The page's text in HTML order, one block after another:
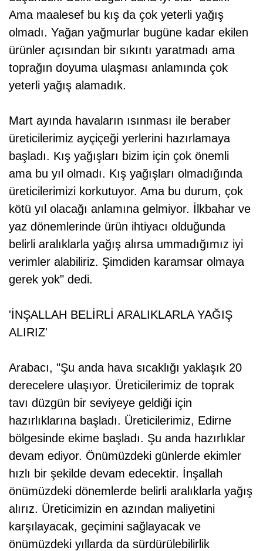
Ama maalesef bu kış da çok yeterli yağış
olmadı. Yağan yağmurlar bugüne kadar ekilen
ürünler açısından bir sıkıntı yaratmadı ama
toprağın doyuma ulaşması anlamında çok
yeterli yağış alamadık.
Mart ayında havaların ısınması ile beraber
üreticilerimiz ayçiçeği yerlerini hazırlamaya
başladı. Kış yağışları bizim için çok önemli
ama bu yıl olmadı. Kış yağışları olmadığında
üreticilerimizi korkutuyor. Ama bu durum, çok
kötü yıl olacağı anlamına gelmiyor. İlkbahar ve
yaz dönemlerinde ürün ihtiyacı olduğunda
belirli aralıklarla yağış alırsa ummadığımız iyi
verimler alabiliriz. Şimdiden karamsar olmaya
gerek yok" dedi.
'İNŞALLAH BELİRLİ ARALIKLARLA YAĞIŞ
ALIRIZ'
Arabacı, "Şu anda hava sıcaklığı yaklaşık 20
derecelere ulaşıyor. Üreticilerimiz de toprak
tavı düzgün bir seviyeye geldiği için
hazırlıklarına başladı. Üreticilerimiz, Edirne
bölgesinde ekime başladı. Şu anda hazırlıklar
devam ediyor. Önümüzdeki günlerde ekimler
hızlı bir şekilde devam edecektir. İnşallah
önümüzdeki dönemlerde belirli aralıklarla yağış
alırız. Üreticimizin en azından maliyetini
karşılayacak, geçimini sağlayacak ve
önümüzdeki yıllarda da sürdürülebilirlik